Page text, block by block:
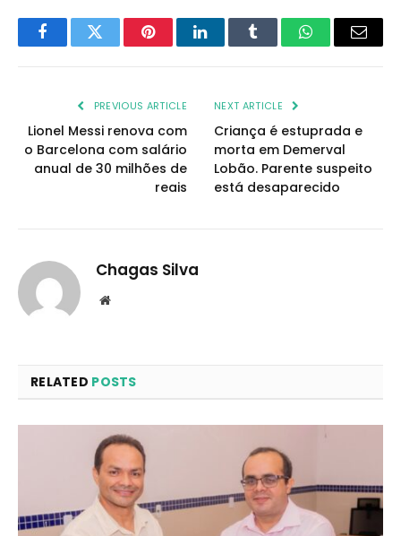
FacebookTwitter PinterestLinkedInTumblr WhatsAppEmail
PREVIOUS ARTICLE
Lionel Messi renova com
o Barcelona com salário
anual de 30 milhões de
reais
NEXT ARTICLE
Criança é estuprada e
morta em Demerval
Lobão. Parente suspeito
está desaparecido
Chagas Silva
Website
RELATED POSTS